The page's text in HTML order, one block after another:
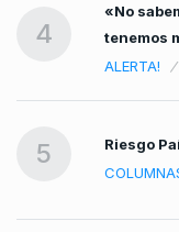
4
«No
tenemos
ALERTA!
5
Riesgo